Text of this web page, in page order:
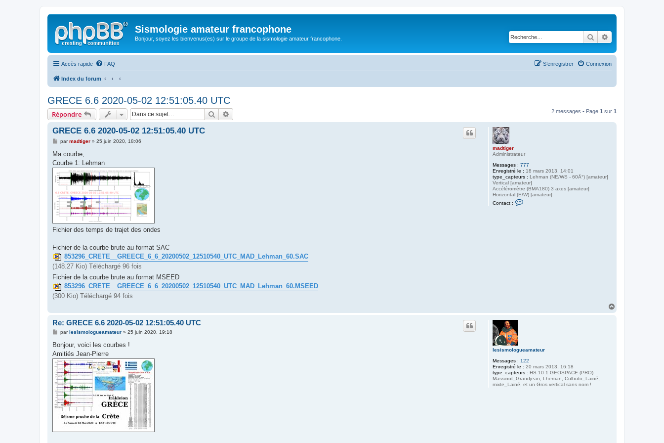
Sismologie amateur francophone
Bonjour, soyez les bienvenus(es) sur le groupe de la sismologie amateur francophone. Rechercher
Accès rapide FAQ Connexion
S’enregistrer
Index du forum
GRECE 6.6 2020-05-02 12:51:05.40 UTC
Répondre Rechercher 2 messages • Page 1 sur 1
madtiger
Administrateur
Messages : 777
Enregistré le : 18 mars 2013, 14:01
type_capteurs : Lehman (NE/WS - 60Â°) [amateur]
Vertical [amateur]
Accéléromètre (BMA180) 3 axes [amateur]
Horizontal (E/W) [amateur]
Contact :
GRECE 6.6 2020-05-02 12:51:05.40 UTC
M
s
a
e
parmadtiger» 25 juin 2020, 18:06
Ma courbe,
Courbe 1: Lehman
Fichier des temps de trajet des ondes
Fichier de la courbe brute au format SAC
853296_CRETE__GREECE_6_6_20200502_12510540_UTC_MAD_Lehman_60.SAC
(148.27 Kio) Téléchargé 96 fois
Fichier de la courbe brute au format MSEED
853296_CRETE__GREECE_6_6_20200502_12510540_UTC_MAD_Lehman_60.MSEED
(300 Kio) Téléchargé 94 fois
lesismologueamateur
Messages : 122
Enregistré le : 20 mars 2013, 16:18
type_capteurs : HS 10 1 GEOSPACE (PRO)
Massinot_Grandjean, Lheman, Culbuto_Lainé,
mixte_Lainé, et un Gros vertical sans nom !
Re: GRECE 6.6 2020-05-02 12:51:05.40 UTC
M
s
a
g
e
parlesismologueamateur» 25 juin 2020, 19:18
Bonjour, voici les courbes !
Amitiés Jean-Pierre